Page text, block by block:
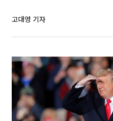
고대영 기자